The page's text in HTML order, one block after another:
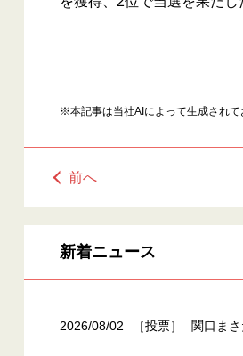
※本記事は当社AIによって生成され
前へ
新着ニュース
2026/08/02 ［投票］ 関口ま